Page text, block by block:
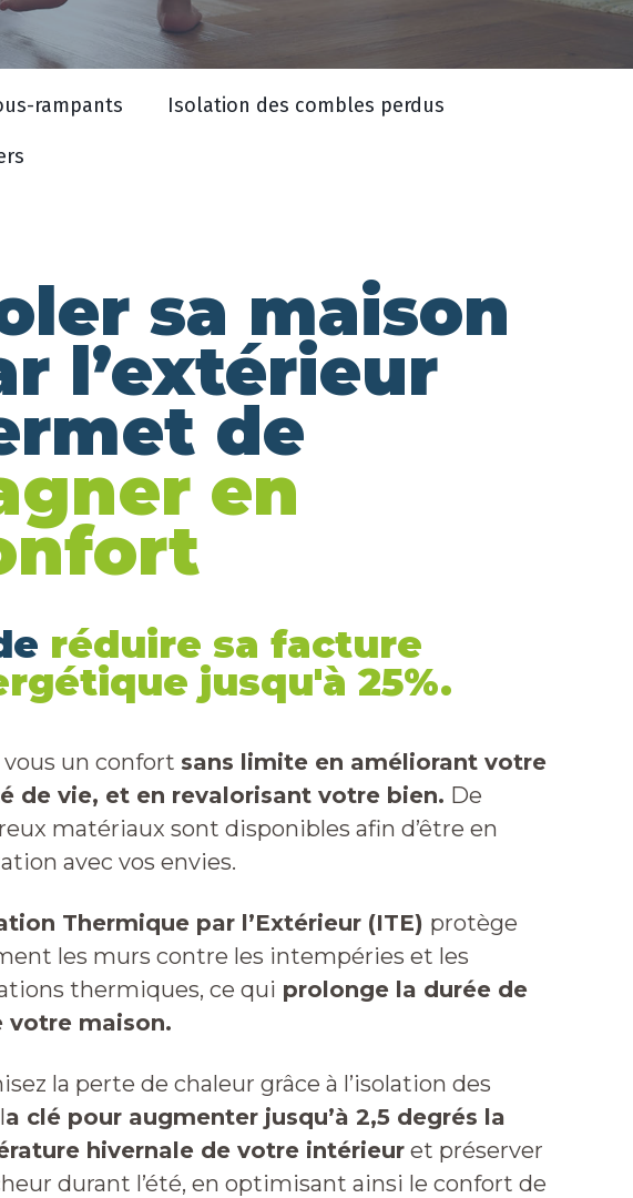
rampants Isolation des combles perdus
sa maison
l’extérieur
de
en
réduire sa facture
jusqu'à 25%.
vous un confort sans limite en améliorant votre
de vie, et en revalorisant votre bien. De
matériaux sont disponibles afin d’être en
avec vos envies.
Thermique par l’Extérieur (ITE) protège
les murs contre les intempéries et les
thermiques, ce qui prolonge la durée de
votre maison.
la perte de chaleur grâce à l’isolation des
a clé pour augmenter jusqu’à 2,5 degrés la
hivernale de votre intérieur et préserver
durant l’été, en optimisant ainsi le confort de